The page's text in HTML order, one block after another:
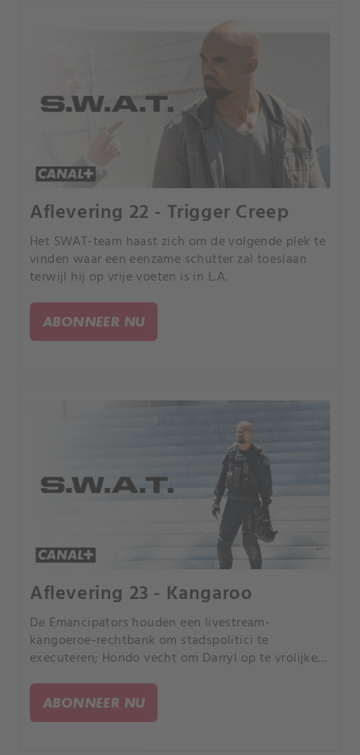
Aflevering 22 - Trigger Creep
Het SWAT-team haast zich om de volgende plek te
vinden waar een eenzame schutter zal toeslaan
terwijl hij op vrije voeten is in L.A.
ABONNEER NU
Aflevering 23 - Kangaroo
De Emancipators houden een livestream-
kangoeroe-rechtbank om stadspolitici te
executeren; Hondo vecht om Darryl op te vrolijken;
voorbereidt op het ontvangen van een van de
hoogste onderscheidingen van de LAPD.
ABONNEER NU